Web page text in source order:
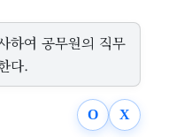
하여 공무원의 직무
다.
O X